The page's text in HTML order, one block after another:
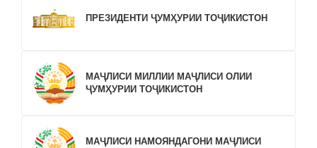
ПРЕЗИДЕНТИ ҶУМҲУРИИ ТОҶИКИСТОН
МАҶЛИСИ МИЛЛИИ МАҶЛИСИ ОЛИИ
ҶУМҲУРИИ ТОҶИКИСТОН
МАҶЛИСИ НАМОЯНДАГОНИ МАҶЛИСИ